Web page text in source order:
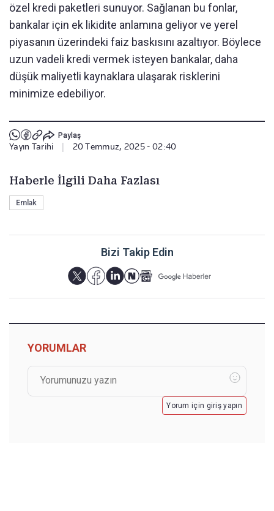
özel kredi paketleri sunuyor. Sağlanan bu fonlar,
bankalar için ek likidite anlamına geliyor ve yerel
piyasanın üzerindeki faiz baskısını azaltıyor. Böylece
uzun vadeli kredi vermek isteyen bankalar, daha
düşük maliyetli kaynaklara ulaşarak risklerini
minimize edebiliyor.
Paylaş
Yayın Tarihi 20 Temmuz, 2025 - 02:40
Haberle İlgili Daha Fazlası
Emlak
Bizi Takip Edin
YORUMLAR
Yorum için giriş yapın